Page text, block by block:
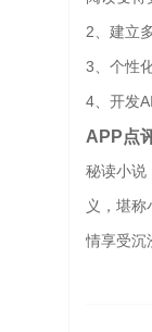
2、建立
3、个性
4、开发
APP点
秘读小说
义，堪
情享受沉